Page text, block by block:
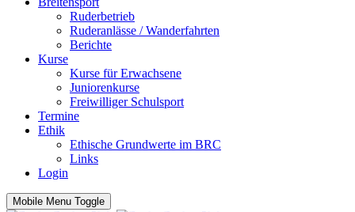
Ruderbetrieb
Ruderanlässe / Wanderfahrten
Berichte
Kurse
Kurse für Erwachsene
Juniorenkurse
Freiwilliger Schulsport
Termine
Ethik
Ethische Grundwerte im BRC
Links
Login
Mobile Menu Toggle